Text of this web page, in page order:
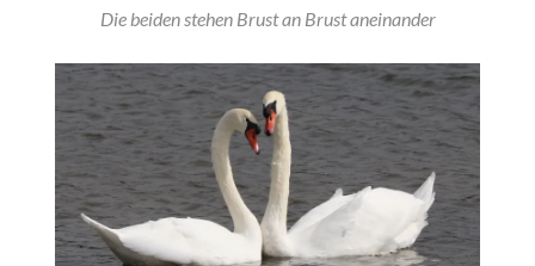
Die beiden stehen Brust an Brust aneinander